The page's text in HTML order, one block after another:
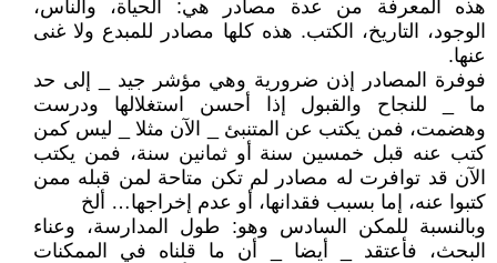
هذه المعرفة من عدة مصادر هي: الحياة، والناس،
الوجود، التاريخ، الكتب. هذه كلها مصادر للمبدع ولا غنى
عنها.
فوفرة المصادر إذن ضرورية وهي مؤشر جيد _ إلى حد
ما _ للنجاح والقبول إذا أحسن استغلالها ودرست
وهضمت، فمن يكتب عن المتنبئ _ الآن مثلا _ ليس كمن
كتب عنه قبل خمسين سنة أو ثمانين سنة، فمن يكتب
الآن قد توافرت له مصادر لم تكن متاحة لمن قبله ممن
كتبوا عنه، إما بسبب فقدانها، أو عدم إخراجها… ألخ
وبالنسبة للمكن السادس وهو: طول المدارسة، وعناء
البحث، فأعتقد _ أيضا _ أن ما قلناه في الممكنات